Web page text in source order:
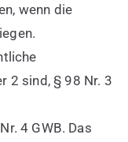
wenn die
2 sind, § 98 Nr. 3
4 GWB. Das